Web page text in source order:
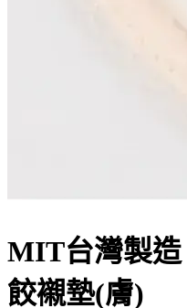
MIT台灣製
餃襯墊(膚)